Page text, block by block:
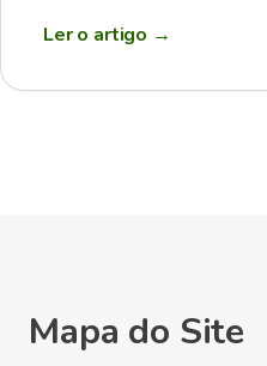
Ler o artigo →
Mapa do Site